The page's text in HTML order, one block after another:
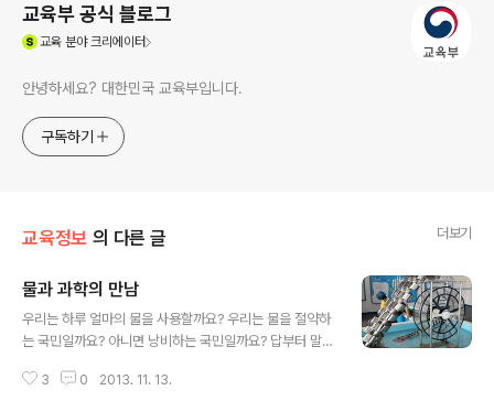
교육부 공식 블로그
교육분야 크리에이터
안녕하세요? 대한민국 교육부입니다.
구독하기
교육정보 의 다른 글 더보기
물과 과학의 만남
우리는 하루 얼마의 물을 사용할까요? 우리는 물을 절약하
는 국민일까요? 아니면 낭비하는 국민일까요? 답부터 말하
할 자원으로 대하기 시작했습니다. 남한에 떨어지는 물이 1
3 0 2013. 11. 13.